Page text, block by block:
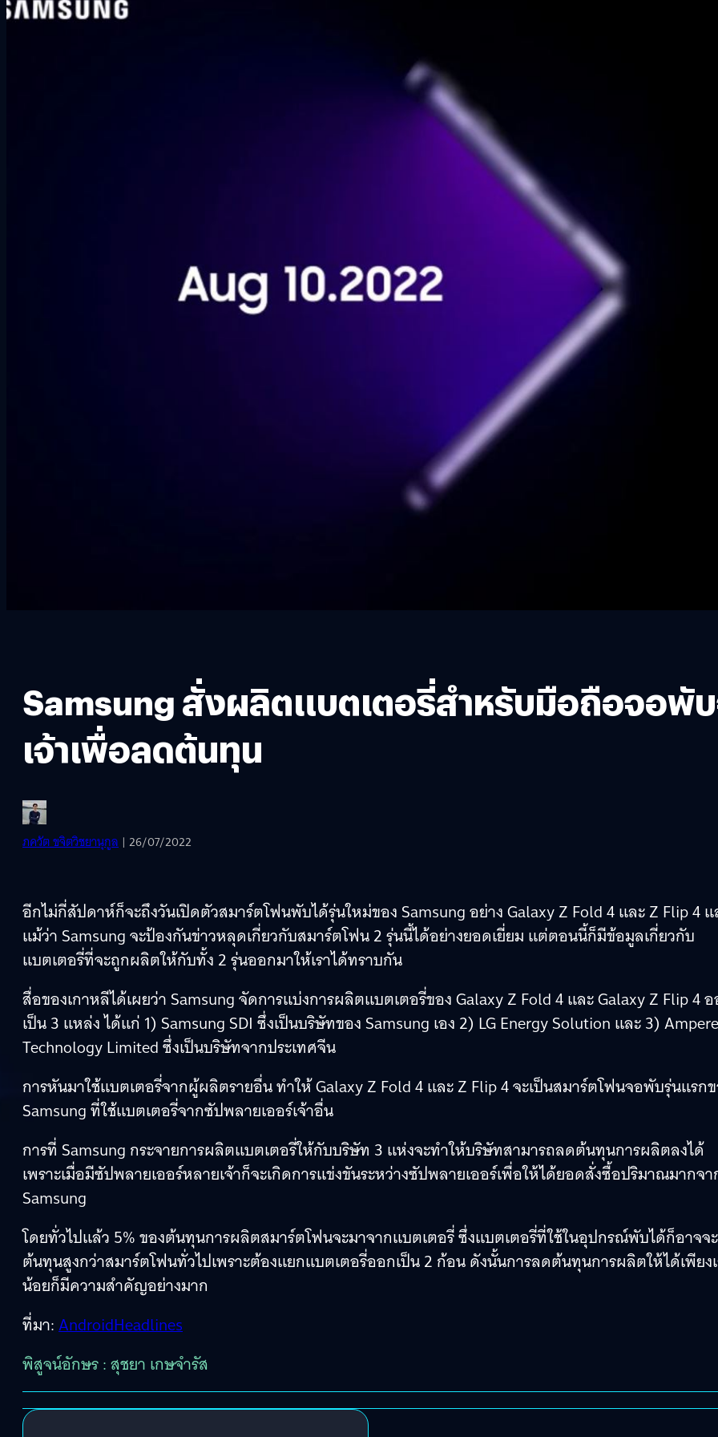
Samsung สั่งผลิตแบตเตอรี่สำหรับมือถือจอพั
เจ้าเพื่อลดต้นทุน
ภควัต ขจิตวิชยานุกูล | 26/07/2022
อีกไม่กี่สัปดาห์ก็จะถึงวันเปิดตัวสมาร์ตโฟนพับได้รุ่นใหม่ของ Samsung อย่าง Galaxy Z Fold 4 และ Z Flip 4
แม้ว่า Samsung จะป้องกันข่าวหลุดเกี่ยวกับสมาร์ตโฟน 2 รุ่นนี้ได้อย่างยอดเยี่ยม แต่ตอนนี้ก็มีข้อมูลเกี่ยวกับ
แบตเตอรี่ที่จะถูกผลิตให้กับทั้ง 2 รุ่นออกมาให้เราได้ทราบกัน
สื่อของเกาหลีได้เผยว่า Samsung จัดการแบ่งการผลิตแบตเตอรี่ของ Galaxy Z Fold 4 และ Galaxy Z Flip 4
เป็น 3 แหล่ง ได้แก่ 1) Samsung SDI ซึ่งเป็นบริษัทของ Samsung เอง 2) LG Energy Solution และ 3)
Technology Limited ซึ่งเป็นบริษัทจากประเทศจีน
การหันมาใช้แบตเตอรี่จากผู้ผลิตรายอื่น ทำให้ Galaxy Z Fold 4 และ Z Flip 4 จะเป็นสมาร์ตโฟนจอพับรุ่นแรก
Samsung ที่ใช้แบตเตอรี่จากซัปพลายเออร์เจ้าอื่น
การที่ Samsung กระจายการผลิตแบตเตอรี่ให้กับบริษัท 3 แห่งจะทำให้บริษัทสามารถลดต้นทุนการผลิตลงได้
เพราะเมื่อมีซัปพลายเออร์หลายเจ้าก็จะเกิดการแข่งขันระหว่างซัปพลายเออร์เพื่อให้ได้ยอดสั่งซื้อปริมาณมากจา
Samsung
โดยทั่วไปแล้ว 5% ของต้นทุนการผลิตสมาร์ตโฟนจะมาจากแบตเตอรี่ ซึ่งแบตเตอรี่ที่ใช้ในอุปกรณ์พับได้ก็อาจจ
ต้นทุนสูงกว่าสมาร์ตโฟนทั่วไปเพราะต้องแยกแบตเตอรี่ออกเป็น 2 ก้อน ดังนั้นการลดต้นทุนการผลิตให้ได้เพียง
น้อยก็มีความสำคัญอย่างมาก
ที่มา:AndroidHeadlines
พิสูจน์อักษร : สุชยา เกษจำรัส